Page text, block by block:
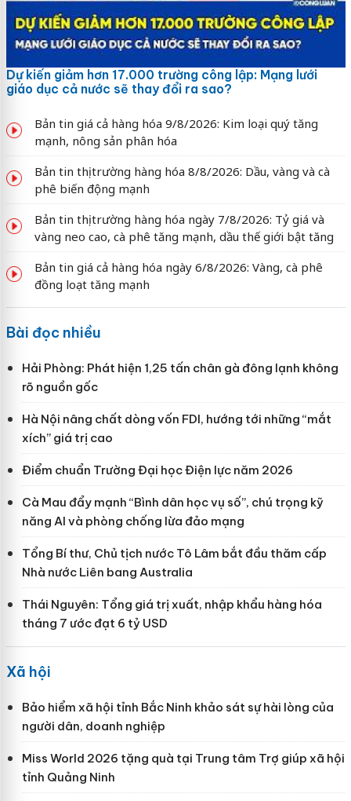
Dự kiến giảm hơn 17.000 trường công lập: Mạng lưới
giáo dục cả nước sẽ thay đổi ra sao?
Bản tin giá cả hàng hóa 9/8/2026: Kim loại quý tăng
mạnh, nông sản phân hóa
Bản tin thị trường hàng hóa 8/8/2026: Dầu, vàng và cà
phê biến động mạnh
Bản tin thị trường hàng hóa ngày 7/8/2026: Tỷ giá và
vàng neo cao, cà phê tăng mạnh, dầu thế giới bật tăng
Bản tin giá cả hàng hóa ngày 6/8/2026: Vàng, cà phê
đồng loạt tăng mạnh
Bài đọc nhiều
Hải Phòng: Phát hiện 1,25 tấn chân gà đông lạnh không
rõ nguồn gốc
Hà Nội nâng chất dòng vốn FDI, hướng tới những “mắt
xích” giá trị cao
Điểm chuẩn Trường Đại học Điện lực năm 2026
Cà Mau đẩy mạnh “Bình dân học vụ số”, chú trọng kỹ
năng AI và phòng chống lừa đảo mạng
Tổng Bí thư, Chủ tịch nước Tô Lâm bắt đầu thăm cấp
Nhà nước Liên bang Australia
Thái Nguyên: Tổng giá trị xuất, nhập khẩu hàng hóa
tháng 7 ước đạt 6 tỷ USD
Xã hội
Bảo hiểm xã hội tỉnh Bắc Ninh khảo sát sự hài lòng của
người dân, doanh nghiệp
Miss World 2026 tặng quà tại Trung tâm Trợ giúp xã hội
tỉnh Quảng Ninh